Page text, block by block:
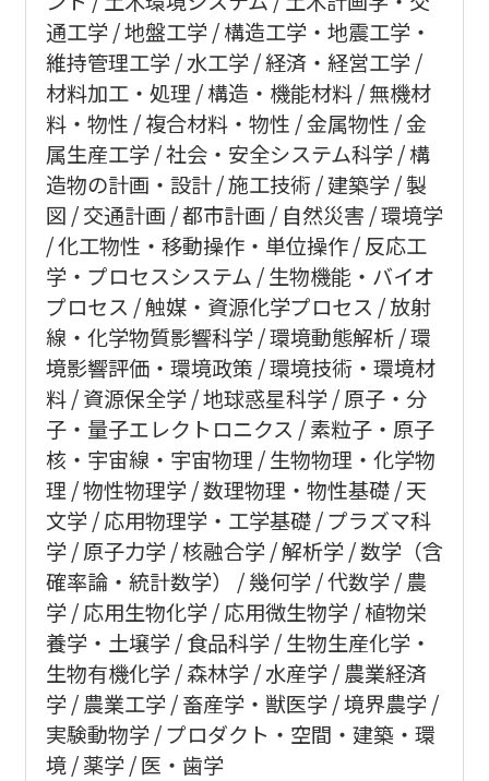
通工学 地盤工学 構造工学・地震工学・
維持管理工学 水工学 経済・経営工学
材料加工・処理
構造・機能材料 無機材
料・物性
複合材料・物性 金属物性 金
属生産工学 社会・安全システム科学 構
造物の計画・設計 施工技術 建築学 製
図
交通計画 都市計画 自然災害 環境学
化工物性・移動操作・単位操作
反応工
学・プロセスシステム
生物機能・バイオ
プロセス
触媒・資源化学プロセス
放射
線・化学物質影響科学 環境動態解析 環
境影響評価・環境政策 環境技術・環境材
料 資源保全学 地球惑星科学 原子・分
子・量子エレクトロニクス
素粒子・原子
核・宇宙線・宇宙物理
生物物理・化学物
理 物性物理学 数理物理・物性基礎 天
文学 応用物理学・工学基礎 プラズマ科
学 原子力学 核融合学 解析学 数学（含
確率論・統計数学）
幾何学 代数学
農
学 応用生物化学 応用微生物学 植物栄
養学・土壌学 食品科学 生物生産化学・
生物有機化学 森林学 水産学
農業経済
学
農業工学 畜産学・獣医学 境界農学
実験動物学 プロダクト・空間・建築・環
境 薬学 医・歯学